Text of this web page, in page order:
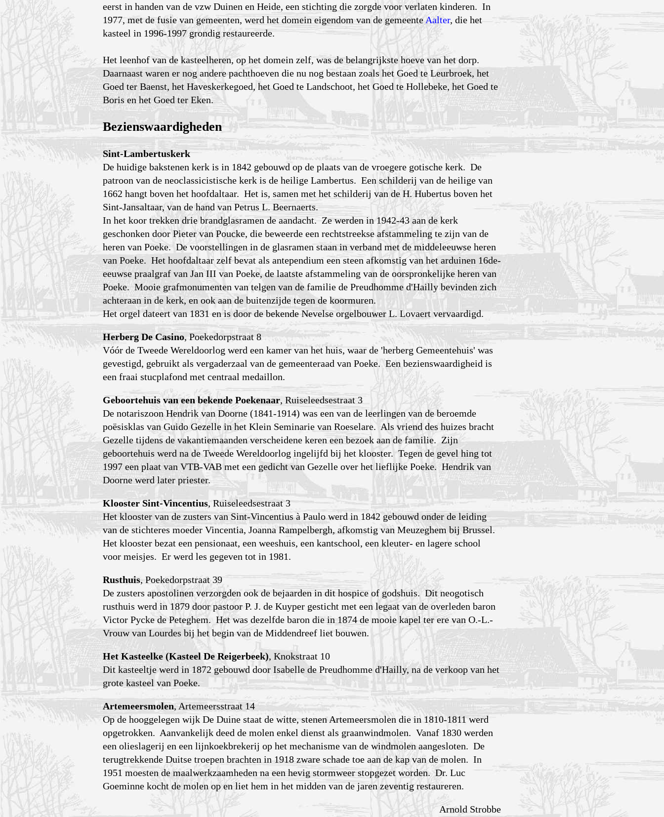
eerst in handen van de vzw Duinen en Heide, een stichting die zorgde voor verlaten kinderen. In
1977, met de fusie van gemeenten, werd het domein eigendom van de ge­meenteAalter, die het
kasteel in 1996-1997 grondig restaureerde.
Het leenhof van de kasteelheren, op het domein zelf, was de belangrijkste hoeve van het dorp.
Daarnaast waren er nog andere pachthoeven die nu nog bestaan zoals het Goed te Leurbroek, het
Goed ter Baenst, het Haveskerkegoed, het Goed te Landschoot, het Goed te Hollebeke, het Goed te
Boris en het Goed ter Eken.
Bezienswaardigheden
Sint-Lambertuskerk
De huidige bakstenen kerk is in 1842 gebouwd op de plaats van de vroegere gotische kerk. De
patroon van de neoclassicistische kerk is de heilige Lambertus. Een schilderij van de heilige van
1662 hangt boven het hoofdaltaar. Het is, samen met het schilderij van de H. Hubertus boven het
Sint-Jansaltaar, van de hand van Petrus L. Beernaerts.
In het koor trekken drie brandglasramen de aandacht. Ze werden in 1942-43 aan de kerk
geschonken door Pieter van Poucke, die beweerde een rechtstreekse afstammeling te zijn van de
heren van Poeke. De voorstellingen in de glasramen staan in verband met de middeleeuwse heren
van Poeke. Het hoofdaltaar zelf bevat als antependium een steen afkomstig van het arduinen 16de-
eeuwse praalgraf van Jan III van Poeke, de laatste afstammeling van de oorspronkelijke heren van
Poeke. Mooie grafmonumenten van telgen van de familie de Preudhomme d'Hailly bevinden zich
achteraan in de kerk, en ook aan de buitenzijde tegen de koormuren.
Het orgel dateert van 1831 en is door de bekende Nevelse orgelbouwer L. Lovaert vervaar­digd.
Herberg De Casino, Poekedorpstraat 8
Vóór de Tweede Wereldoorlog werd een kamer van het huis, waar de 'herberg Gemeentehuis' was
gevestigd, gebruikt als vergaderzaal van de gemeenteraad van Poeke. Een bezienswaardigheid is
een fraai stucplafond met centraal medaillon.
Geboortehuis van een bekende Poekenaar, Ruiseleedsestraat 3
De notariszoon Hendrik van Doorne (1841-1914) was een van de leerlingen van de beroemde
poësisklas van Guido Gezelle in het Klein Seminarie van Roeselare. Als vriend des huizes bracht
Gezelle tijdens de vakantiemaanden verscheidene keren een bezoek aan de familie. Zijn
geboortehuis werd na de Tweede Wereldoorlog ingelijfd bij het klooster. Tegen de gevel hing tot
1997 een plaat van VTB-VAB met een gedicht van Gezelle over het lieflijke Poeke. Hendrik van
Doorne werd later priester.
Klooster Sint-Vincentius, Ruiseleedsestraat 3
Het klooster van de zusters van Sint-Vincentius à Paulo werd in 1842 gebouwd onder de leiding
van de stichteres moeder Vincentia, Joanna Rampelbergh, afkomstig van Meuze­ghem bij Brussel.
Het klooster bezat een pensionaat, een weeshuis, een kantschool, een kleuter- en lagere school
voor meisjes. Er werd les gegeven tot in 1981.
Rusthuis, Poekedorpstraat 39
De zusters apostolinen verzorgden ook de bejaarden in dit hospice of godshuis. Dit neogotisch
rusthuis werd in 1879 door pastoor P. J. de Kuyper gesticht met een legaat van de overleden baron
Victor Pycke de Peteghem. Het was dezelfde baron die in 1874 de mooie kapel ter ere van O.-L.-
Vrouw van Lourdes bij het begin van de Middendreef liet bouwen.
Het Kasteelke (Kasteel De Reigerbeek), Knokstraat 10
Dit kasteeltje werd in 1872 gebouwd door Isabelle de Preudhomme d'Hailly, na de verkoop van het
grote kasteel van Poeke.
Artemeersmolen, Artemeersstraat 14
Op de hooggelegen wijk De Duine staat de witte, stenen Artemeersmolen die in 1810-1811 werd
opgetrokken. Aanvankelijk deed de molen enkel dienst als graanwindmolen. Vanaf 1830 werden
een olieslagerij en een lijnkoekbrekerij op het mechanisme van de windmolen aangesloten. De
terugtrekkende Duitse troepen brachten in 1918 zware schade toe aan de kap van de molen. In
1951 moesten de maalwerkzaamheden na een hevig stormweer stop­gezet worden. Dr. Luc
Goeminne kocht de molen op en liet hem in het midden van de jaren zeventig restaureren.
Arnold Strobbe